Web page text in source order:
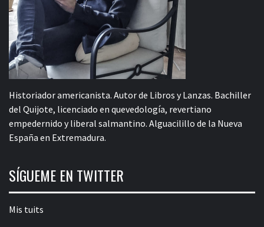
Historiador americanista. Autor de Libros y Lanzas. Bachiller
del Quijote, licenciado en quevedología, revertiano
empedernido y liberal salmantino. Alguacilillo de la Nueva
España en Extremadura.
SÍGUEME EN TWITTER
Mis tuits